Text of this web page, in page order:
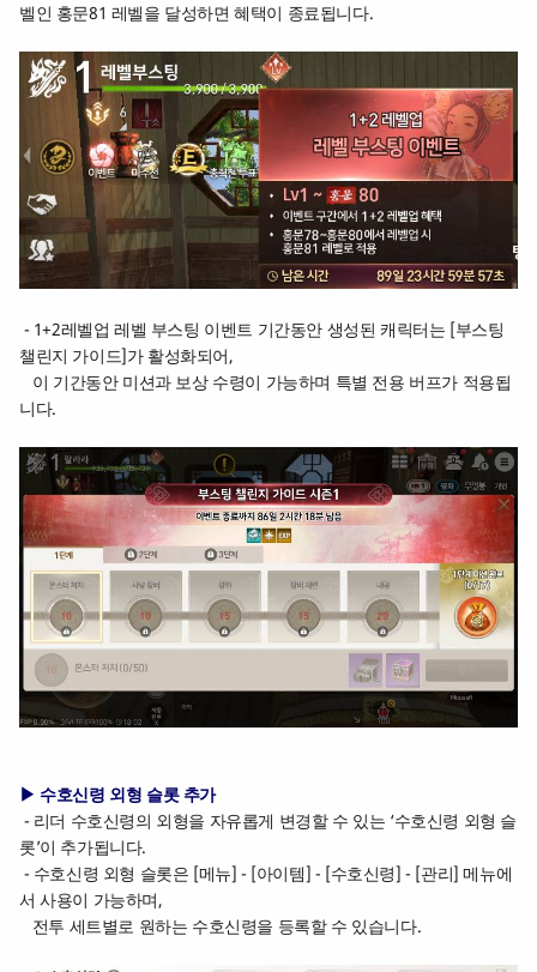
벨인 홍문81 레벨을 달성하면 혜택이 종료됩니다.
- 1+2레벨업 레벨 부스팅 이벤트 기간동안 생성된 캐릭터는 [부스팅
챌린지 가이드]가 활성화되어,
이 기간동안 미션과 보상 수령이 가능하며 특별 전용 버프가 적용됩
니다.
▶ 수호신령 외형 슬롯 추가
- 리더 수호신령의 외형을 자유롭게 변경할 수 있는 ‘수호신령 외형 슬
롯’이 추가됩니다.
- 수호신령 외형 슬롯은 [메뉴] - [아이템] - [수호신령] - [관리] 메뉴에
서 사용이 가능하며,
전투 세트별로 원하는 수호신령을 등록할 수 있습니다.